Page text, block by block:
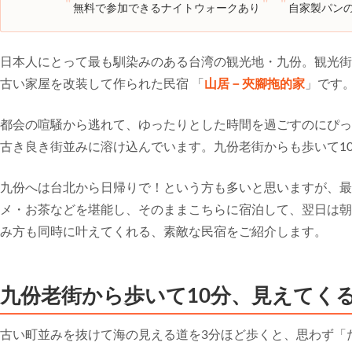
無料で参加できるナイトウォークあり 自家製パン
日本人にとって最も馴染みのある台湾の観光地・九份。観光
古い家屋を改装して作られた民宿 「 山居－夾腳拖的家 」です
都会の喧騒から逃れて、ゆったりとした時間を過ごすのにぴ
古き良き街並みに溶け込んでいます。九份老街からも歩いて
九份へは台北から日帰りで！という方も多いと思いますが、
メ・お茶などを堪能し、そのままこちらに宿泊して、翌日は
み方も同時に叶えてくれる、素敵な民宿をご紹介します。
九份老街から歩いて10分、見えてく
古い町並みを抜けて海の見える道を3分ほど歩くと、思わず